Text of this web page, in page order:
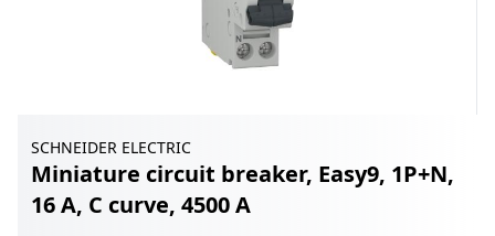
SCHNEIDER ELECTRIC
Miniature circuit breaker, Easy9, 1P+N,
16 A, C curve, 4500 A